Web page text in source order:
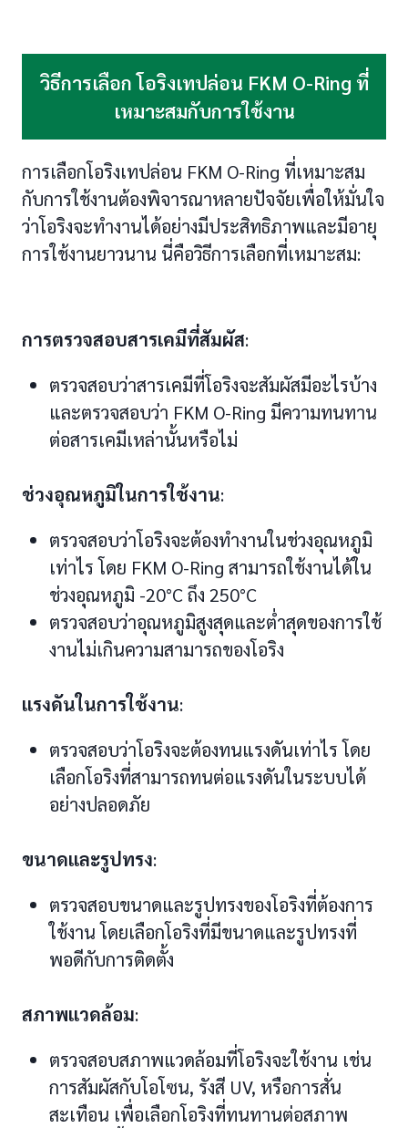
วิธีการเลือก โอริงเทปล่อน FKM O-Ring ที่
เหมาะสมกับการใช้งาน
การเลือกโอริงเทปล่อน FKM O-Ring ที่เหมาะสม
กับการใช้งานต้องพิจารณาหลายปัจจัยเพื่อให้มั่นใจ
ว่าโอริงจะทำงานได้อย่างมีประสิทธิภาพและมีอายุ
การใช้งานยาวนาน นี่คือวิธีการเลือกที่เหมาะสม:
การตรวจสอบสารเคมีที่สัมผัส:
ตรวจสอบว่าสารเคมีที่โอริงจะสัมผัสมีอะไรบ้าง
และตรวจสอบว่า FKM O-Ring มีความทนทาน
ต่อสารเคมีเหล่านั้นหรือไม่
ช่วงอุณหภูมิในการใช้งาน:
ตรวจสอบว่าโอริงจะต้องทำงานในช่วงอุณหภูมิ
เท่าไร โดย FKM O-Ring สามารถใช้งานได้ใน
ช่วงอุณหภูมิ -20°C ถึง 250°C
ตรวจสอบว่าอุณหภูมิสูงสุดและต่ำสุดของการใช้
งานไม่เกินความสามารถของโอริง
แรงดันในการใช้งาน:
ตรวจสอบว่าโอริงจะต้องทนแรงดันเท่าไร โดย
เลือกโอริงที่สามารถทนต่อแรงดันในระบบได้
อย่างปลอดภัย
ขนาดและรูปทรง:
ตรวจสอบขนาดและรูปทรงของโอริงที่ต้องการ
ใช้งาน โดยเลือกโอริงที่มีขนาดและรูปทรงที่
พอดีกับการติดตั้ง
สภาพแวดล้อม:
ตรวจสอบสภาพแวดล้อมที่โอริงจะใช้งาน เช่น
การสัมผัสกับโอโซน, รังสี UV, หรือการสั่น
สะเทือน เพื่อเลือกโอริงที่ทนทานต่อสภาพ